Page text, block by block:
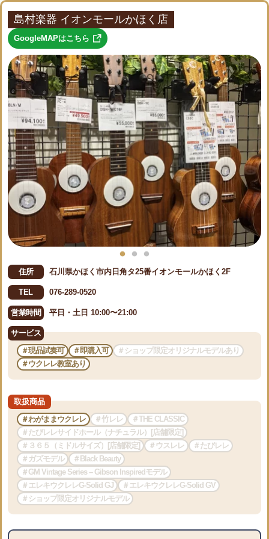
島村楽器 イオンモールかほく店
GoogleMAPはこちら
住所 石川県かほく市内日角タ25番イオンモールかほく2F
TEL 076-289-0520
営業時間 平日・土日 10:00〜21:00
サービス
＃現品試奏可
＃即購入可
＃ショップ限定オリジナルモデルあり
＃ウクレレ教室あり
取扱商品
＃わがままウクレレ
＃竹レレ
＃THE CLASSIC
＃たびレレサイドホール（ナチュラル）[店舗限定]
＃３６５（ミドルサイズ）[店舗限定]
＃ウスレレ
＃たびレレ
＃ガズモデル
＃Black Beauty
＃GM Vintage Series – Gibson Inspiredモデル
＃エレキウクレレG-Solid GJ
＃エレキウクレレG-Solid GV
＃ショップ限定オリジナルモデル